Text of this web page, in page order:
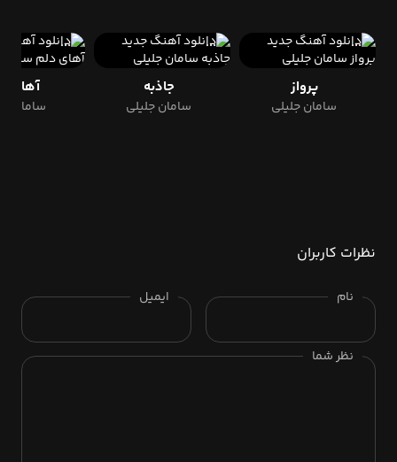
پرواز
سامان جلیلی
جاذبه
سامان جلیلی
آهای
سامان
نظرات کاربران
نام ایمیل
نظر شما